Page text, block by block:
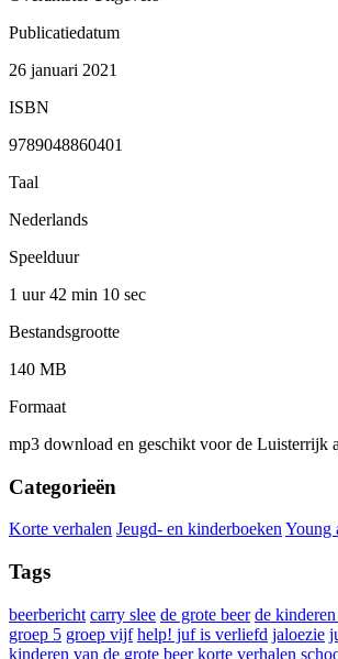
Publicatiedatum
26 januari 2021
ISBN
9789048860401
Taal
Nederlands
Speelduur
1 uur 42 min 10 sec
Bestandsgrootte
140 MB
Formaat
mp3 download en geschikt voor de Luisterrijk
Categorieën
Korte verhalen Jeugd- en kinderboeken Young
Tags
beerbericht carry slee de grote beer de
groep 5 groep vijf help! juf is verliefd jaloezie
kinderen van de grote beer korte verhalen